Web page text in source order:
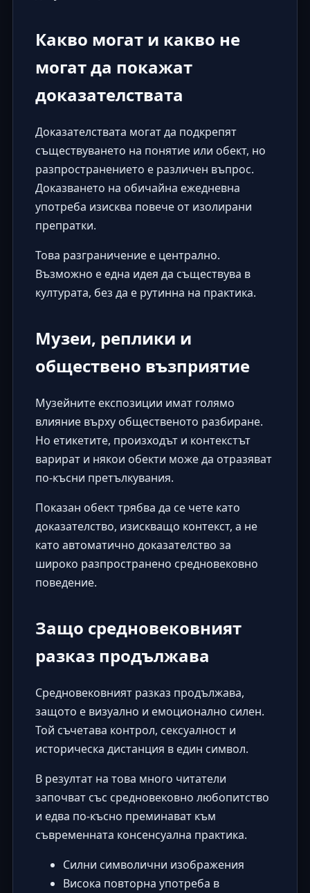
Какво могат и какво не
могат да покажат
доказателствата
Доказателствата могат да подкрепят
съществуването на понятие или обект, но
разпространението е различен въпрос.
Доказването на обичайна ежедневна
употреба изисква повече от изолирани
препратки.
Това разграничение е централно.
Възможно е една идея да съществува в
културата, без да е рутинна на практика.
Музеи, реплики и
обществено възприятие
Музейните експозиции имат голямо
влияние върху общественото разбиране.
Но етикетите, произходът и контекстът
варират и някои обекти може да отразяват
по-късни претълкувания.
Показан обект трябва да се чете като
доказателство, изискващо контекст, а не
като автоматично доказателство за
широко разпространено средновековно
поведение.
Защо средновековният
разказ продължава
Средновековният разказ продължава,
защото е визуално и емоционално силен.
Той съчетава контрол, сексуалност и
историческа дистанция в един символ.
В резултат на това много читатели
започват със средновековно любопитство
и едва по-късно преминават към
съвременната консенсуална практика.
Силни символични изображения
Висока повторна употреба в